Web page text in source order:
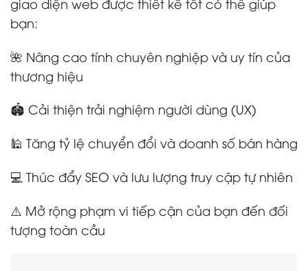
bạn:
🌺 Nâng cao tính chuyên nghiệp và uy tín của
thương hiệu
🏟️ Cải thiện trải nghiệm người dùng (UX)
🕌 Tăng tỷ lệ chuyển đổi và doanh số bán hàng
💻 Thúc đẩy SEO và lưu lượng truy cập tự nhiên
⚠️ Mở rộng phạm vi tiếp cận của bạn đến đối
tượng toàn cầu